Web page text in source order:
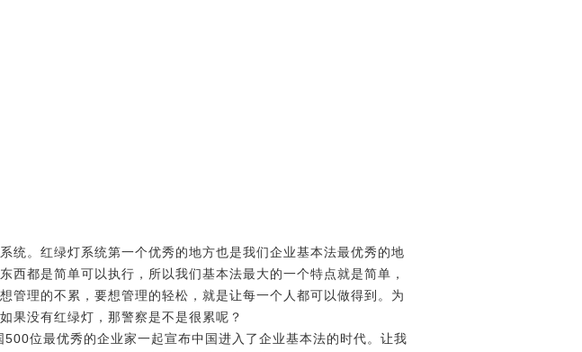
统。红绿灯系统第一个优秀的地方也是我们企业基本法最优秀的地
都是简单可以执行，所以我们基本法最大的一个特点就是简单，
管理的不累，要想管理的轻松，就是让每一个人都可以做得到。为
果没有红绿灯，那警察是不是很累呢？
位最优秀的企业家一起宣布中国进入了企业基本法的时代。让我